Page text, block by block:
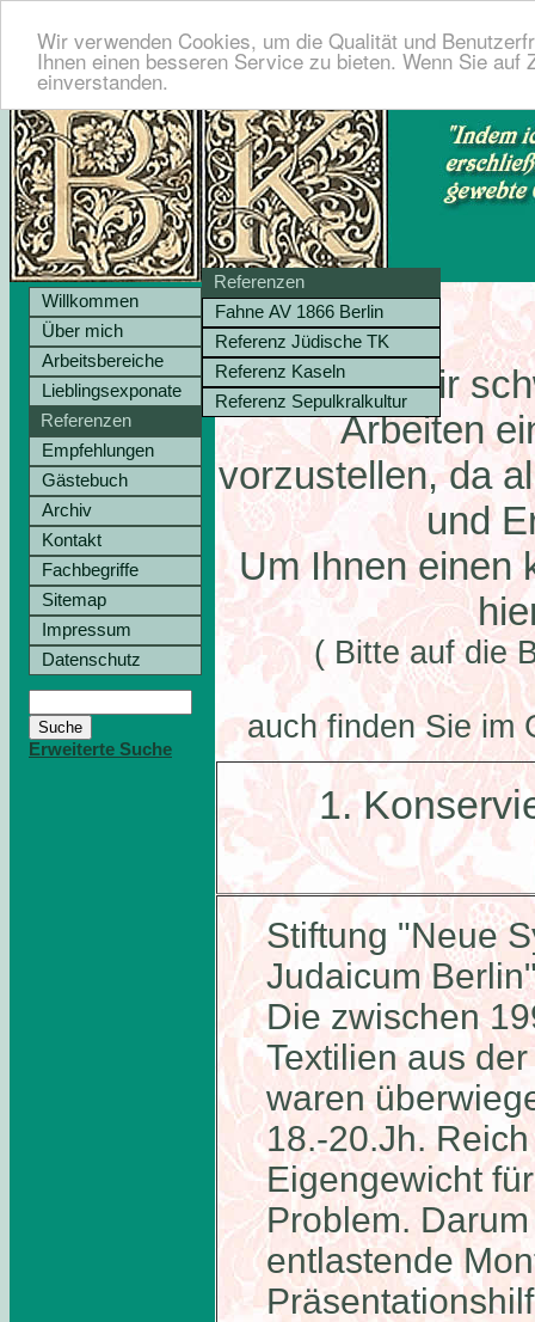
Wir verwenden Cookies, um die Qualität und
Ihnen einen besseren Service zu bieten. Wenn Sie
einverstanden.
Willkommen
Über mich
Arbeitsbereiche
Lieblingsexponate
Referenzen
Empfehlungen
Gästebuch
Archiv
Kontakt
Fachbegriffe
Sitemap
Impressum
Datenschutz
Referenzen
Fahne AV 1866 Berlin
Referenz Jüdische TK
Referenz Kaseln
Referenz Sepulkralkultur
Erweiterte Suche
Es fällt mir
Arbeiten
vorzustellen, da
und
Um Ihnen einen
( Bitte auf die
auch finden Sie im
1.
Stiftung "Neue
Judaicum
Die zwischen
Textilien aus
waren
18.-20.Jh.
Eigengewicht
Problem.
entlastende